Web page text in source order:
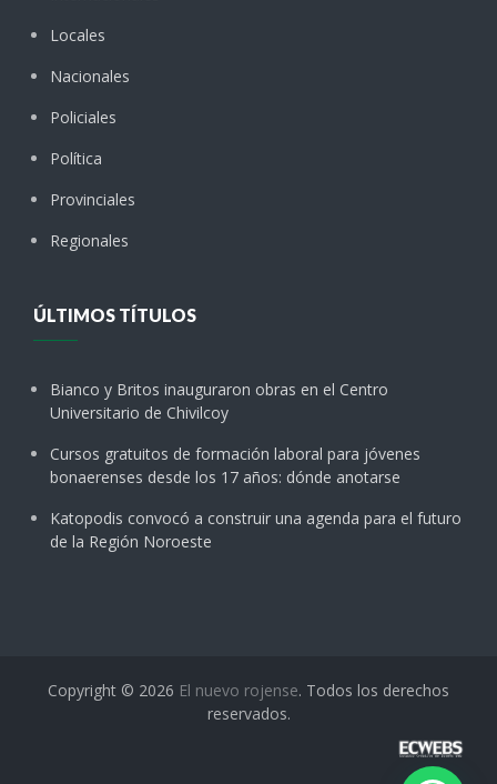
Locales
Nacionales
Policiales
Política
Provinciales
Regionales
ÚLTIMOS TÍTULOS
Bianco y Britos inauguraron obras en el Centro
Universitario de Chivilcoy
Cursos gratuitos de formación laboral para jóvenes
bonaerenses desde los 17 años: dónde anotarse
Katopodis convocó a construir una agenda para el futuro
de la Región Noroeste
Copyright © 2026 El nuevo rojense. Todos los derechos
reservados.